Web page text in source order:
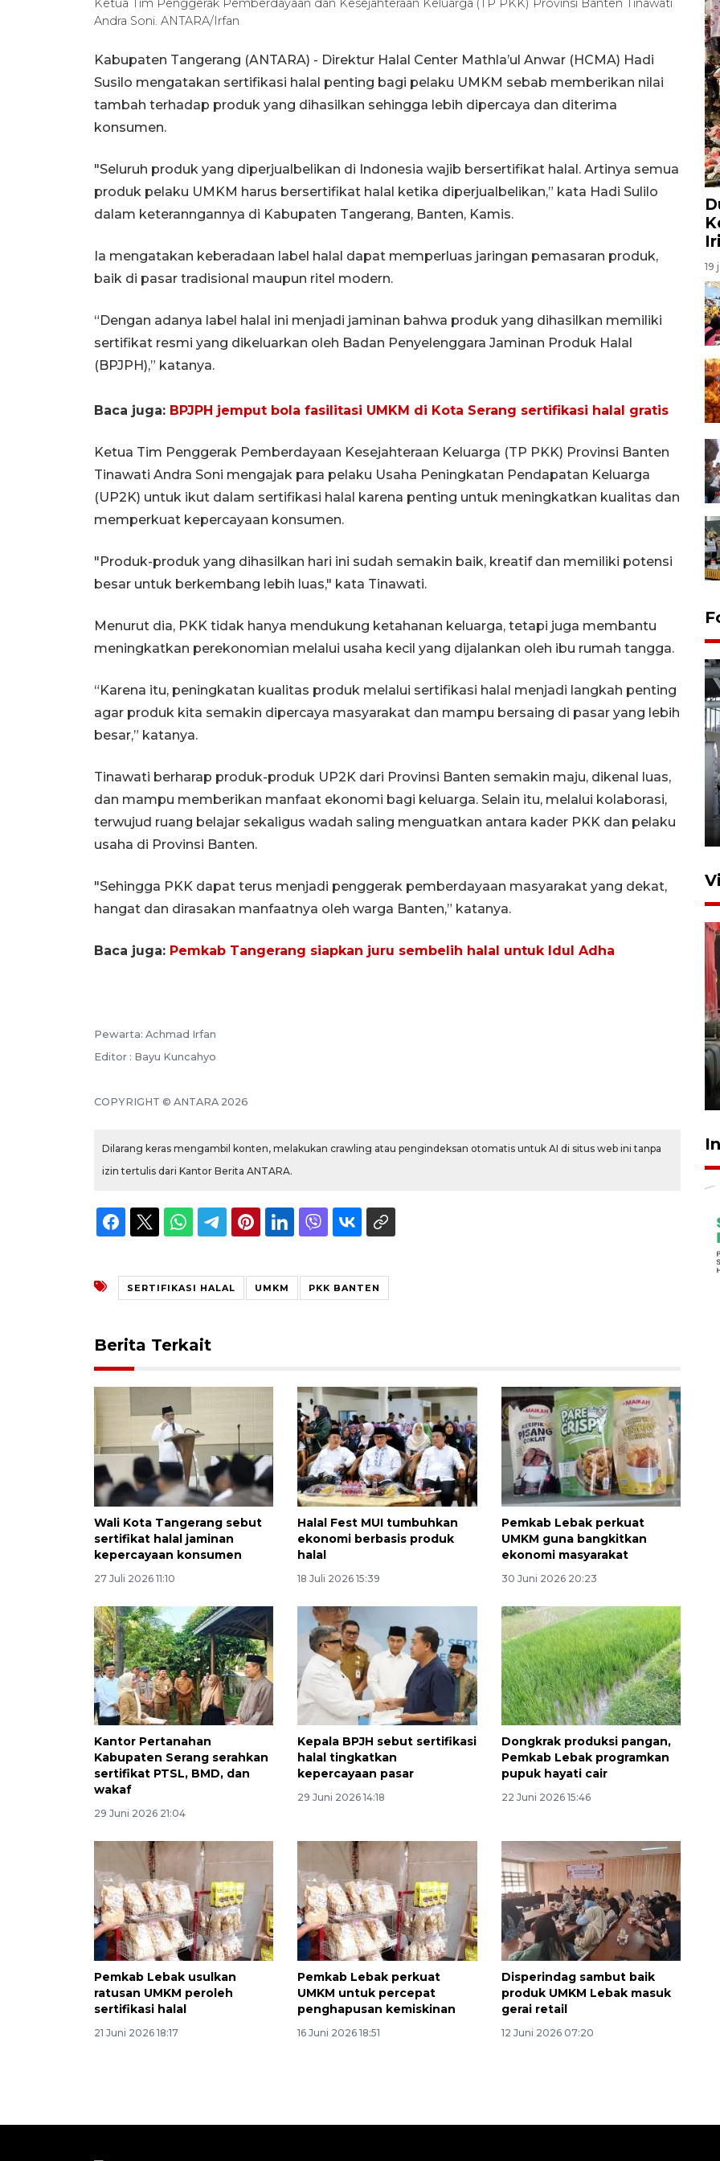
Ketua Tim Penggerak Pemberdayaan dan Kesejahteraan Keluarga (TP PKK) Provinsi Banten Tinawati
Andra Soni. ANTARA/Irfan
Kabupaten Tangerang (ANTARA) - Direktur Halal Center Mathla’ul Anwar (HCMA) Hadi
Susilo mengatakan sertifikasi halal penting bagi pelaku UMKM sebab memberikan nilai
tambah terhadap produk yang dihasilkan sehingga lebih dipercaya dan diterima
konsumen.
"Seluruh produk yang diperjualbelikan di Indonesia wajib bersertifikat halal. Artinya semua
produk pelaku UMKM harus bersertifikat halal ketika diperjualbelikan,” kata Hadi Sulilo
dalam keteranngannya di Kabupaten Tangerang, Banten, Kamis.
Ia mengatakan keberadaan label halal dapat memperluas jaringan pemasaran produk,
baik di pasar tradisional maupun ritel modern.
“Dengan adanya label halal ini menjadi jaminan bahwa produk yang dihasilkan memiliki
sertifikat resmi yang dikeluarkan oleh Badan Penyelenggara Jaminan Produk Halal
(BPJPH),” katanya.
Baca juga: BPJPH jemput bola fasilitasi UMKM di Kota Serang sertifikasi halal gratis
Ketua Tim Penggerak Pemberdayaan Kesejahteraan Keluarga (TP PKK) Provinsi Banten
Tinawati Andra Soni mengajak para pelaku Usaha Peningkatan Pendapatan Keluarga
(UP2K) untuk ikut dalam sertifikasi halal karena penting untuk meningkatkan kualitas dan
memperkuat kepercayaan konsumen.
"Produk-produk yang dihasilkan hari ini sudah semakin baik, kreatif dan memiliki potensi
besar untuk berkembang lebih luas," kata Tinawati.
Menurut dia, PKK tidak hanya mendukung ketahanan keluarga, tetapi juga membantu
meningkatkan perekonomian melalui usaha kecil yang dijalankan oleh ibu rumah tangga.
“Karena itu, peningkatan kualitas produk melalui sertifikasi halal menjadi langkah penting
agar produk kita semakin dipercaya masyarakat dan mampu bersaing di pasar yang lebih
besar,” katanya.
Tinawati berharap produk-produk UP2K dari Provinsi Banten semakin maju, dikenal luas,
dan mampu memberikan manfaat ekonomi bagi keluarga. Selain itu, melalui kolaborasi,
terwujud ruang belajar sekaligus wadah saling menguatkan antara kader PKK dan pelaku
usaha di Provinsi Banten.
"Sehingga PKK dapat terus menjadi penggerak pemberdayaan masyarakat yang dekat,
hangat dan dirasakan manfaatnya oleh warga Banten,” katanya.
Baca juga: Pemkab Tangerang siapkan juru sembelih halal untuk Idul Adha
Pewarta: Achmad Irfan
Editor : Bayu Kuncahyo
COPYRIGHT © ANTARA 2026
Dilarang keras mengambil konten, melakukan crawling atau pengindeksan otomatis untuk AI di situs web ini tanpa
izin tertulis dari Kantor Berita ANTARA.
SERTIFIKASI HALAL UMKM PKK BANTEN
Berita Terkait
Wali Kota Tangerang sebut
sertifikat halal jaminan
kepercayaan konsumen
27 Juli 2026 11:10
Halal Fest MUI tumbuhkan
ekonomi berbasis produk
halal
18 Juli 2026 15:39
Pemkab Lebak perkuat
UMKM guna bangkitkan
ekonomi masyarakat
30 Juni 2026 20:23
Kantor Pertanahan
Kabupaten Serang serahkan
sertifikat PTSL, BMD, dan
wakaf
29 Juni 2026 21:04
Kepala BPJH sebut sertifikasi
halal tingkatkan
kepercayaan pasar
29 Juni 2026 14:18
Dongkrak produksi pangan,
Pemkab Lebak programkan
pupuk hayati cair
22 Juni 2026 15:46
Pemkab Lebak usulkan
ratusan UMKM peroleh
sertifikasi halal
21 Juni 2026 18:17
Pemkab Lebak perkuat
UMKM untuk percepat
penghapusan kemiskinan
16 Juni 2026 18:51
Disperindag sambut baik
produk UMKM Lebak masuk
gerai retail
12 Juni 2026 07:20
19
Kunjungan Lebaran di Rutan
Kelas IIB Serang
22 Maret 2026 21:26
132 ribu keluarga graduasi dari
kemiskinan
2026-08-07 06:45:00